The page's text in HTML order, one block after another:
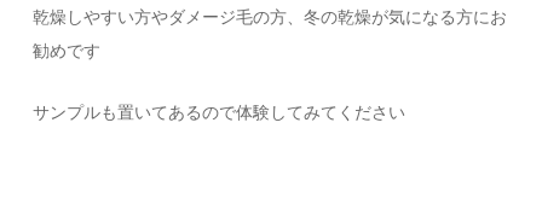
乾燥しやすい方やダメージ毛の方、冬の乾燥が気になる方にお
勧めです
サンプルも置いてあるので体験してみてください